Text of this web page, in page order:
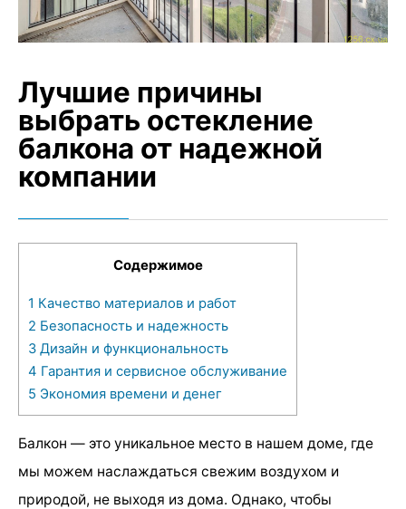
Лучшие причины
выбрать остекление
балкона от надежной
компании
Содержимое
1 Качество материалов и работ
2 Безопасность и надежность
3 Дизайн и функциональность
4 Гарантия и сервисное обслуживание
5 Экономия времени и денег
Балкон — это уникальное место в нашем доме, где
мы можем наслаждаться свежим воздухом и
природой, не выходя из дома. Однако, чтобы